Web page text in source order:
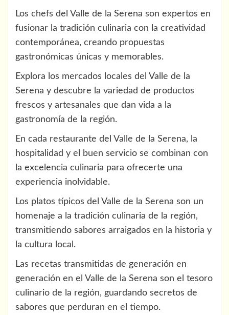
Los chefs del Valle de la Serena son expertos en
fusionar la tradición culinaria con la creatividad
contemporánea, creando propuestas
gastronómicas únicas y memorables.
Explora los mercados locales del Valle de la
Serena y descubre la variedad de productos
frescos y artesanales que dan vida a la
gastronomía de la región.
En cada restaurante del Valle de la Serena, la
hospitalidad y el buen servicio se combinan con
la excelencia culinaria para ofrecerte una
experiencia inolvidable.
Los platos típicos del Valle de la Serena son un
homenaje a la tradición culinaria de la región,
transmitiendo sabores arraigados en la historia y
la cultura local.
Las recetas transmitidas de generación en
generación en el Valle de la Serena son el tesoro
culinario de la región, guardando secretos de
sabores que perduran en el tiempo.